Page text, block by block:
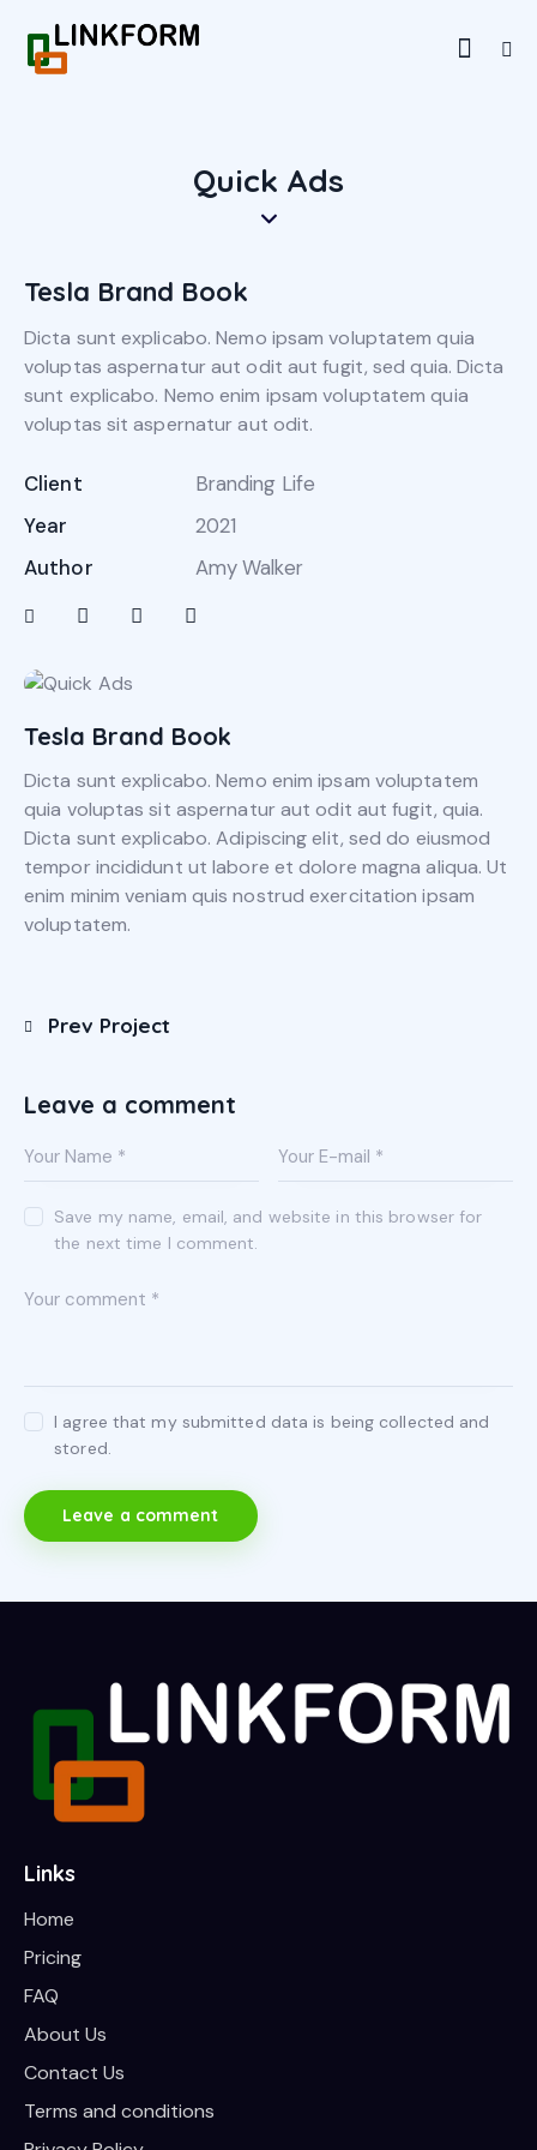
Quick Ads
Tesla Brand Book
Dicta sunt explicabo. Nemo ipsam voluptatem quia
voluptas aspernatur aut odit aut fugit, sed quia. Dicta
sunt explicabo. Nemo enim ipsam voluptatem quia
voluptas sit aspernatur aut odit.
Client
Branding Life
Year
2021
Author
Amy Walker
Tesla Brand Book
Dicta sunt explicabo. Nemo enim ipsam voluptatem
quia voluptas sit aspernatur aut odit aut fugit, quia.
Dicta sunt explicabo. Adipiscing elit, sed do eiusmod
tempor incididunt ut labore et dolore magna aliqua. Ut
enim minim veniam quis nostrud exercitation ipsam
voluptatem.
Prev Project
Leave a comment
Save my name, email, and website in this browser for
the next time I comment.
I agree that my submitted data is being collected and
stored.
Links
Home
Pricing
FAQ
About Us
Contact Us
Terms and conditions